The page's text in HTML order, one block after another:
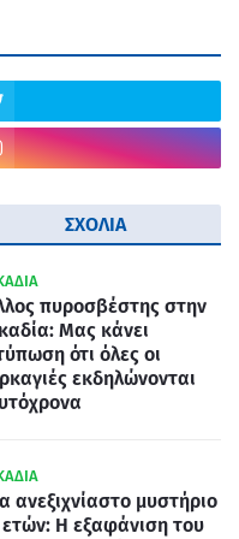
ΣΧΟΛΙΑ
πυροσβέστης στην
Μας κάνει
ότι όλες οι
εκδηλώνονται
ανεξιχνίαστο μυστήριο
Η εξαφάνιση του